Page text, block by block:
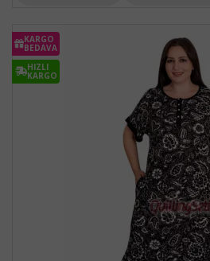
KARGO
BEDAVA
HIZLI
KARGO